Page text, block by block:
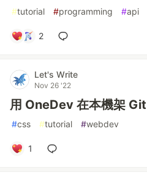
#tutorial #programming #api
2
Let's Write
Nov 26 '22
用 OneDev 在本機架
#css #tutorial #webdev
1